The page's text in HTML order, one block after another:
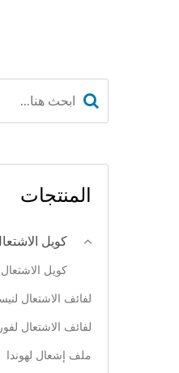
المنتجات
كويل
كويل الاشتعال
لفائف الاشتعال
لفائف الاشتعال
ملف إشعال لهوندا